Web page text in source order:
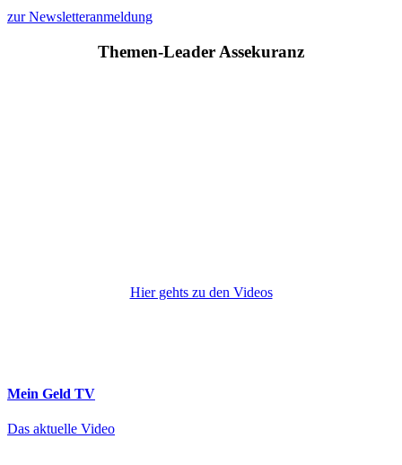
zur Newsletteranmeldung
Themen-Leader Assekuranz
Hier gehts zu den Videos
Mein Geld TV
Das aktuelle Video